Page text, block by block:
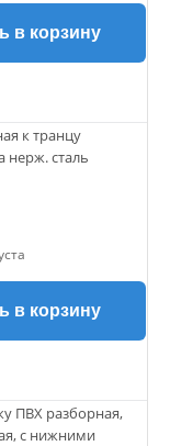
в корзину
к транцу
нерж. сталь
в корзину
ПВХ разборная,
с нижними